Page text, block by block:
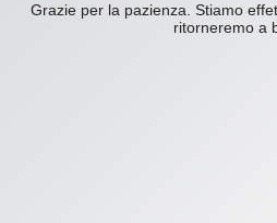
Grazie per la pazienza. Stiamo
ritorneremo a